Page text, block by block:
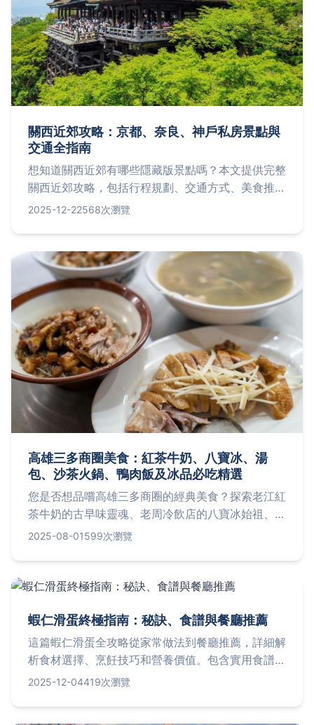
關西近郊攻略：京都、奈良、神戶私房景點與
交通全指南
想知道關西近郊有哪些隱藏版景點嗎？本文提供完整
關西近郊攻略，包括行程規劃、交通方式、美食推薦
與省錢技巧，助你輕鬆玩遍京都、奈良、神戶等周邊
2025-12-22568次瀏覽
高雄三多商圈美食：紅茶牛奶、八寶冰、湯
包、沙茶火鍋、鴨肉飯及冰品必吃精選
您是否想品嚐高雄三多商圈的經典美食？探索老江紅
茶牛奶的古早味靈魂、老周冷飲店的八寶冰始祖、興
隆居湯包配酸辣湯、汕頭泉成沙茶火鍋濃郁香醇、鴨
冰、吳媽媽餛飩鮮美、福記臭豆腐酥脆，加上海光俱
樂部蔥油餅及冰塔芒果冰，一次嚐遍三多商圈豐富滋
2025-08-01599次瀏覽
蝦仁滑蛋終極指南：秘訣、食譜與餐廳推薦
這篇蝦仁滑蛋全攻略從家常做法到餐廳推薦，詳細解
析食材選擇、烹飪技巧和營養價值。包含實用食譜表
格、台灣熱門餐廳排行榜及常見問答，幫助您輕鬆做
2025-12-04419次瀏覽